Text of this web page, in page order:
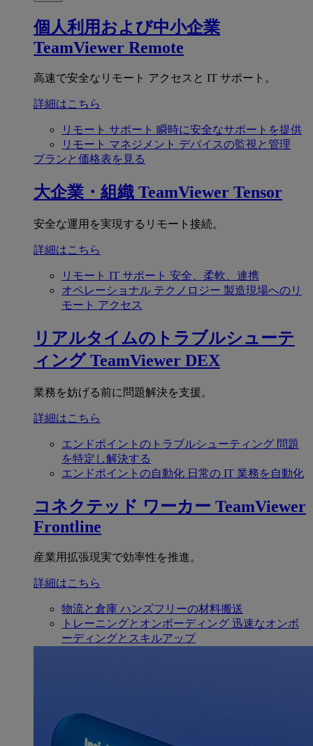
個人利用および中小企業
TeamViewer Remote
高速で安全なリモート アクセスと IT サポート。
詳細はこちら
リモート サポート 瞬時に安全なサポートを提供
リモート マネジメント デバイスの監視と管理
プランと価格表を見る
大企業・組織 TeamViewer Tensor
安全な運用を実現するリモート接続。
詳細はこちら
リモート IT サポート 安全、柔軟、連携
オペレーショナル テクノロジー 製造現場へのリ
モート アクセス
リアルタイムのトラブルシューテ
ィング TeamViewer DEX
業務を妨げる前に問題解決を支援。
詳細はこちら
エンドポイントのトラブルシューティング 問題
を特定し解決する
エンドポイントの自動化 日常の IT 業務を自動化
コネクテッド ワーカー TeamViewer
Frontline
産業用拡張現実で効率性を推進。
詳細はこちら
物流と倉庫 ハンズフリーの材料搬送
トレーニングとオンボーディング 迅速なオンボ
ーディングとスキルアップ